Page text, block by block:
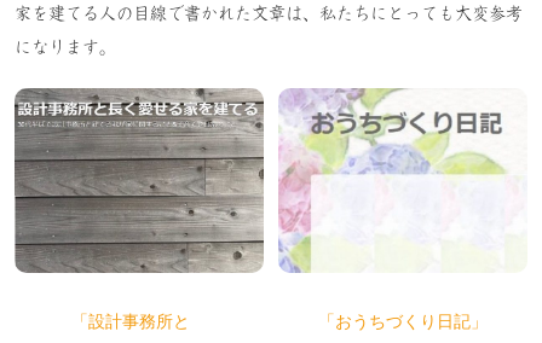
家を建てる人の目線で書かれた文章は、私たちにとっても大変参考
になります。
「設計事務所と
「おうちづくり日記」